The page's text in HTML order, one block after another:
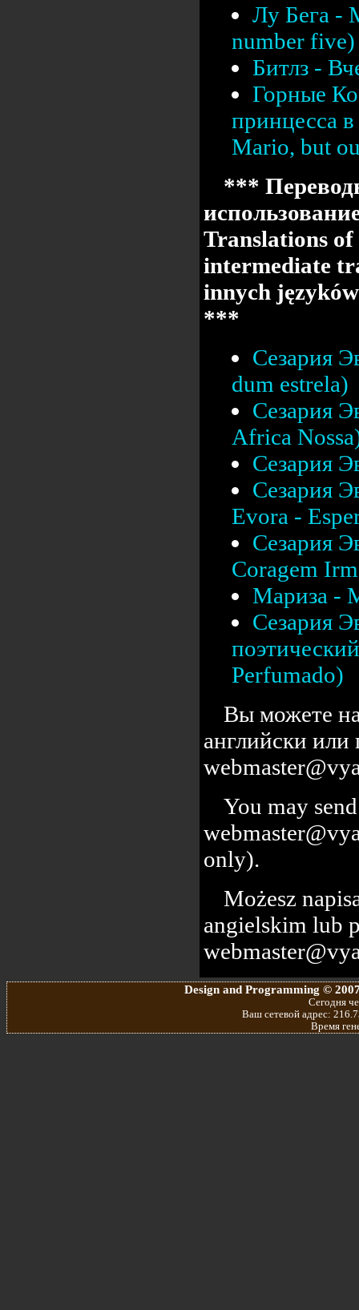
Лу Бега -
number five)
Битлз -
Горные
принцесса
Mario, but
***
Translations of
intermediate
innych
***
Сезария
dum estrela)
Сезария
Africa
Сезария
Сезария
Evora -
Сезария
Coragem
Мариза -
Сезария
Perfumado)
Вы можете
английски
You may
only).
Możesz
angielskim lub
Design and Programming ©
Сегодня
Ваш сетевой адрес:
Время